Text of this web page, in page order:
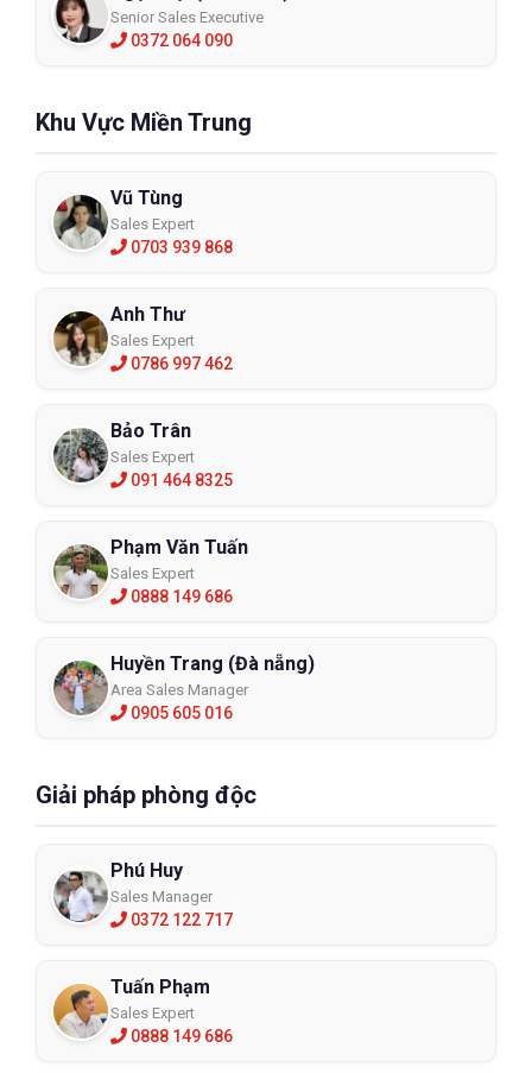
Senior Sales Executive
0372 064 090
Khu Vực Miền Trung
Vũ Tùng
Sales Expert
0703 939 868
Anh Thư
Sales Expert
0786 997 462
Bảo Trân
Sales Expert
091 464 8325
Phạm Văn Tuấn
Sales Expert
0888 149 686
Huyền Trang (Đà nẵng)
Area Sales Manager
0905 605 016
Giải pháp phòng độc
Phú Huy
Sales Manager
0372 122 717
Tuấn Phạm
Sales Expert
0888 149 686